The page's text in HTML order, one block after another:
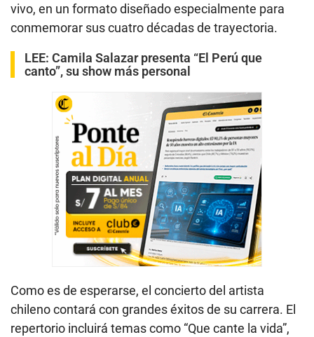
vivo, en un formato diseñado especialmente para
conmemorar sus cuatro décadas de trayectoria.
LEE: Camila Salazar presenta “El Perú que
canto”, su show más personal
Como es de esperarse, el concierto del artista
chileno contará con grandes éxitos de su carrera. El
repertorio incluirá temas como “Que cante la vida”,